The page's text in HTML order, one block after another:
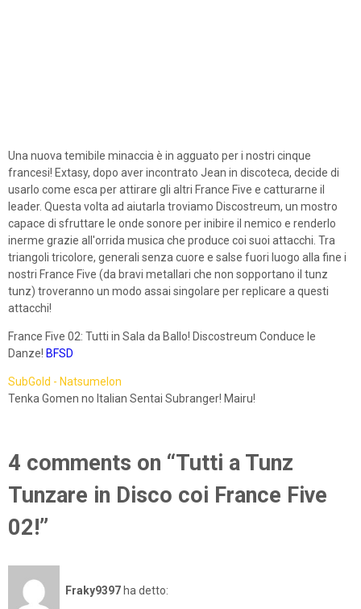
Una nuova temibile minaccia è in agguato per i nostri cinque
francesi! Extasy, dopo aver incontrato Jean in discoteca, decide di
usarlo come esca per attirare gli altri France Five e catturarne il
leader. Questa volta ad aiutarla troviamo Discostreum, un mostro
capace di sfruttare le onde sonore per inibire il nemico e renderlo
inerme grazie all'orrida musica che produce coi suoi attacchi. Tra
triangoli tricolore, generali senza cuore e salse fuori luogo alla fine i
nostri France Five (da bravi metallari che non sopportano il tunz
tunz) troveranno un modo assai singolare per replicare a questi
attacchi!
France Five 02: Tutti in Sala da Ballo! Discostreum Conduce le
Danze! BFSD
SubGold - Natsumelon
Tenka Gomen no Italian Sentai Subranger! Mairu!
4 comments on “Tutti a Tunz
Tunzare in Disco coi France Five
02!”
Fraky9397 ha detto: